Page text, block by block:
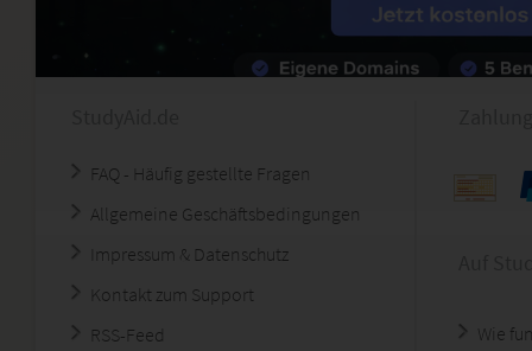
FAQ - Häufig gestellte Fragen
Allgemeine Geschäftsbedingungen
Impressum & Datenschutz
Kontakt zum Support
RSS-Feed
Wie